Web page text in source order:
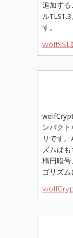
追加する
ル
す。
wolfSSL
ンパク
リです。
ズムは
楕円暗号
ゴリズム